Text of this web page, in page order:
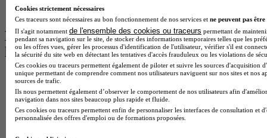
BTS Ndrc à Lyon
Les intitulés de diplôme par alternance
les plus recherchés
BTS Esf en alternance
BTS Dietetique en alternance
BTS Mco en alternance
BTS Pi en alternance
BTS Sp3s en alternance
Cookies strictement nécessaires
Ces traceurs sont nécessaires au bon fonctionnement de nos services et ne peuvent pas être
Il s'agit notamment de l'ensemble des cookies ou traceurs permettant de
pendant sa navigation sur le site, de stocker des informations temporaires telles que les
ou les offres vues, gérer les processus d'identification de l'utilisateur, vérifier s'il est
la sécurité du site web en détectant les tentatives d'accès frauduleux ou les violations de
Ces cookies ou traceurs permettent également de piloter et suivre les sources d'acquisition
unique permettant de comprendre comment nos utilisateurs naviguent sur nos sites et nos
sources de trafic.
Ils nous permettent également d’observer le comportement de nos utilisateurs afin
navigation dans nos sites beaucoup plus rapide et fluide.
Ces cookies ou traceurs permettent enfin de personnaliser les interfaces de consultation et
personnalisée des offres d'emploi ou de formations proposées.